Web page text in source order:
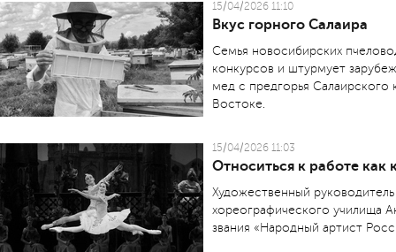
15/04/2026 11:10
Вкус горного Салаира
Семья новосибирских
конкурсов и штурмует
мед с предгорья Салаирского
Востоке.
15/04/2026 11:03
Относиться к работе как
Художественный
хореографического училища
звания «Народный артист